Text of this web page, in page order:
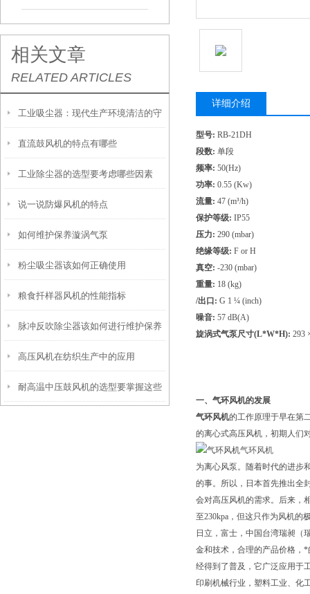
相关文章
RELATED ARTICLES
工业吸尘器：现代生产环境清洁的守
护者
直流鼓风机的特点有哪些
工业除尘器的选型要考虑哪些因素
说一说防爆风机的特点
如何维护保养漩涡气泵
粉尘吸尘器该如何正确使用
粮食扦样器风机的性能指标
脉冲反吹除尘器该如何进行维护保养
高压风机在纺织生产中的应用
耐高温中压鼓风机的选型要掌握这些
详细介绍
型号: RB-21DH
段数: 单段
频率: 50(Hz)
功率: 0.55 (Kw)
流量: 47 (m³/h)
保护等级: IP55
压力: 290 (mbar)
绝缘等级: F or H
真空: -230 (mbar)
重量: 18 (kg)
/出口: G 1 ¼ (inch)
噪音: 57 dB(A)
旋涡式气泵尺寸(L*W*H): 293
一、气环风机的发展
气环风机的工作原理于早在第
的离心式高压风机，初期人们
气环风机
为离心风泵。随着时代的进步
的事。所以，日本首先推出全
会对高压风机的需求。后来，
至230kpa，但这只作为风机的
日立，富士，中国台湾瑞昶（
金和技术，合理的产品价格，
经得到了普及，它广泛应用于
印刷机械行业，塑料工业、化